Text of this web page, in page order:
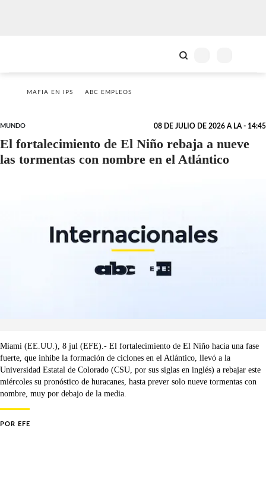
MAFIA EN IPS ABC EMPLEOS
MUNDO 08 DE JULIO DE 2026 A LA - 14:45
El fortalecimiento de El Niño rebaja a nueve
las tormentas con nombre en el Atlántico
Miami (EE.UU.), 8 jul (EFE).- El fortalecimiento de El Niño hacia una fase
fuerte, que inhibe la formación de ciclones en el Atlántico, llevó a la
Universidad Estatal de Colorado (CSU, por sus siglas en inglés) a rebajar este
miércoles su pronóstico de huracanes, hasta prever solo nueve tormentas con
nombre, muy por debajo de la media.
POR EFE